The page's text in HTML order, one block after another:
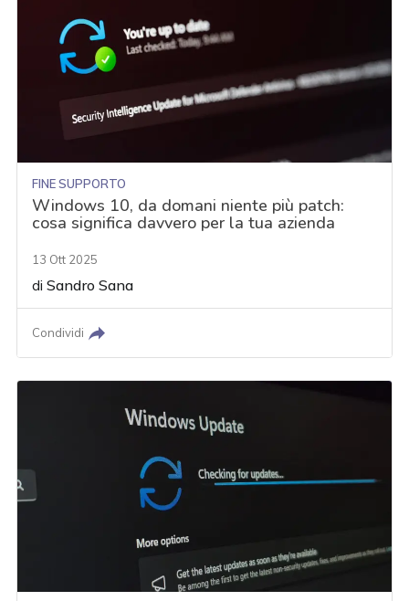
FINE SUPPORTO
Windows 10, da domani niente più patch:
cosa significa davvero per la tua azienda
13 Ott 2025
diSandro Sana
Condividi